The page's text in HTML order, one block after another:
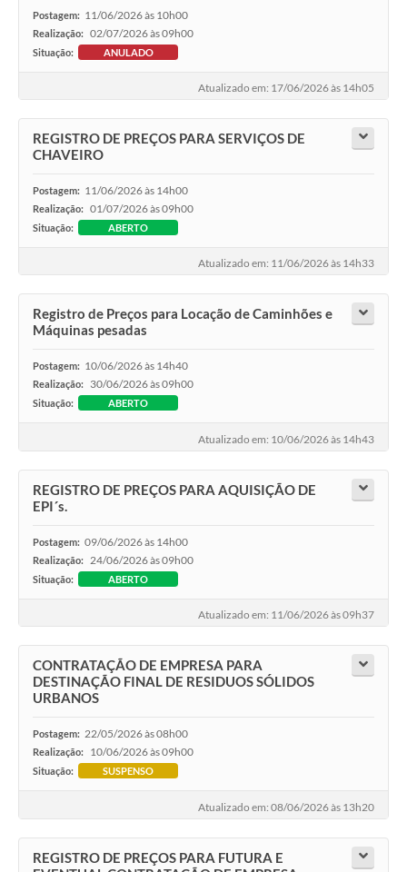
Prestação de Contas Secretaria de Educação
Postagem: 11/06/2026 às 10h00
Realização: 02/07/2026 às 09h00
Situação: ANULADO
Atualizado em: 17/06/2026 às 14h05
REGISTRO DE PREÇOS PARA SERVIÇOS DE
CHAVEIRO
Postagem: 11/06/2026 às 14h00
Realização: 01/07/2026 às 09h00
Situação: ABERTO
Atualizado em: 11/06/2026 às 14h33
Registro de Preços para Locação de Caminhões e
Máquinas pesadas
Postagem: 10/06/2026 às 14h40
Realização: 30/06/2026 às 09h00
Situação: ABERTO
Atualizado em: 10/06/2026 às 14h43
REGISTRO DE PREÇOS PARA AQUISIÇÃO DE
EPI´s.
Postagem: 09/06/2026 às 14h00
Realização: 24/06/2026 às 09h00
Situação: ABERTO
Atualizado em: 11/06/2026 às 09h37
CONTRATAÇÃO DE EMPRESA PARA
DESTINAÇÃO FINAL DE RESIDUOS SÓLIDOS
URBANOS
Postagem: 22/05/2026 às 08h00
Realização: 10/06/2026 às 09h00
Situação: SUSPENSO
Atualizado em: 08/06/2026 às 13h20
REGISTRO DE PREÇOS PARA FUTURA E